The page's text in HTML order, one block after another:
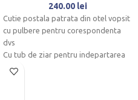
240.00 lei
Cutie postala patrata din otel vopsit
cu pulbere pentru corespondenta
dvs
Cu tub de ziar pentru indepartarea
usoara a cataloagelor si multe altele.